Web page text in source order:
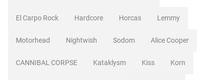
El Carpo Rock Hardcore Horcas Lemmy
Motorhead Nightwish Sodom Alice Cooper
CANNIBAL CORPSE Kataklysm Kiss Korn